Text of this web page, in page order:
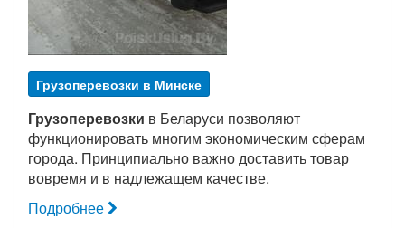
Грузоперевозки в Минске
Грузоперевозки в Беларуси позволяют
функционировать многим экономическим сферам
города. Принципиально важно доставить товар
вовремя и в надлежащем качестве.
Подробнее